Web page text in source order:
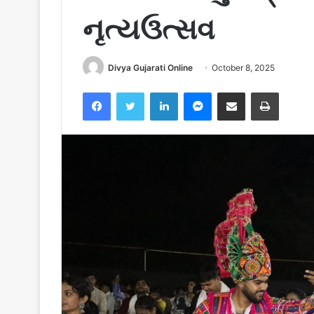
નૃત્યઉત્સવ
Divya Gujarati Online October 8, 2025
FacebookTwitter LinkedInMessenger
Share via Email Print